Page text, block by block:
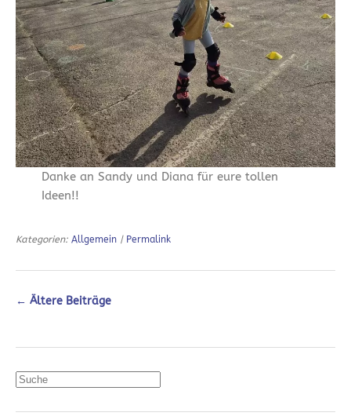
Danke an Sandy und Diana für eure tollen
Ideen!!
Kategorien: Allgemein | Permalink
← Ältere Beiträge
Suchen